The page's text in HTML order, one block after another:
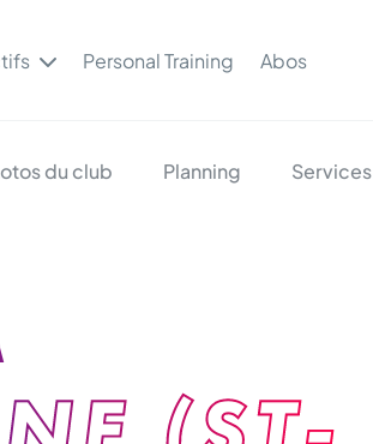
Personal Training Abos
du club Planning Services